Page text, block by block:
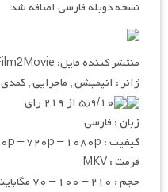
نسخه دوبله فارسی اضافه شد
منتشر کننده فایل: Film2Movie
ژانر : انیمیشن , ماجرایی , کمدی
۵٫۹/۱۰ از ۲۱۹ رای
زبان : فارسی
کیفیت : ۴۸۰p – ۷۲۰p – ۱۰۸۰p
فرمت : MKV
حجم : ۲۱۰ – ۱۰۰ – ۷۰ مگابایت